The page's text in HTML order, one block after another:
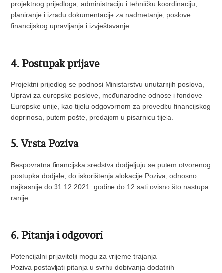
projektnog prijedloga, administraciju i tehničku koordinaciju,
planiranje i izradu dokumentacije za nadmetanje, poslove
financijskog upravljanja i izvještavanje.
4. Postupak prijave
Projektni prijedlog se podnosi Ministarstvu unutarnjih poslova,
Upravi za europske poslove, međunarodne odnose i fondove
Europske unije, kao tijelu odgovornom za provedbu financijskog
doprinosa, putem pošte, predajom u pisarnicu tijela.
5. Vrsta Poziva
Bespovratna financijska sredstva dodjeljuju se putem otvorenog
postupka dodjele, do iskorištenja alokacije Poziva, odnosno
najkasnije do 31.12.2021. godine do 12 sati ovisno što nastupa
ranije.
6. Pitanja i odgovori
Potencijalni prijavitelji mogu za vrijeme trajanja
Poziva postavljati pitanja u svrhu dobivanja dodatnih